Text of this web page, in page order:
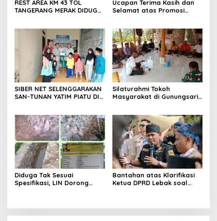
REST AREA KM 43 TOL
TANGERANG MERAK DIDUGA
PENGUNJUANG
Ucapan Terima Kasih dan
Selamat atas Promosi
SIBER NET SELENGGARAKAN
SAN-TUNAN YATIM PIATU DI
Silaturahmi Tokoh
Masyarakat di Gunungsari,
Keberadaan PT Peternakan
Ayam Gunungsari Utama
Diduga Tak Sesuai
Spesifikasi, LIN Dorong
Bantahan atas Klarifikasi
Ketua DPRD Lebak soal